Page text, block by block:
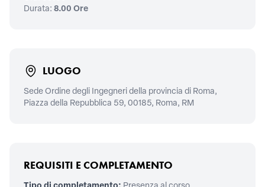
Durata: 8.00 Ore
LUOGO
Sede Ordine degli Ingegneri della provincia di Roma,
Piazza della Repubblica 59, 00185, Roma, RM
REQUISITI E COMPLETAMENTO